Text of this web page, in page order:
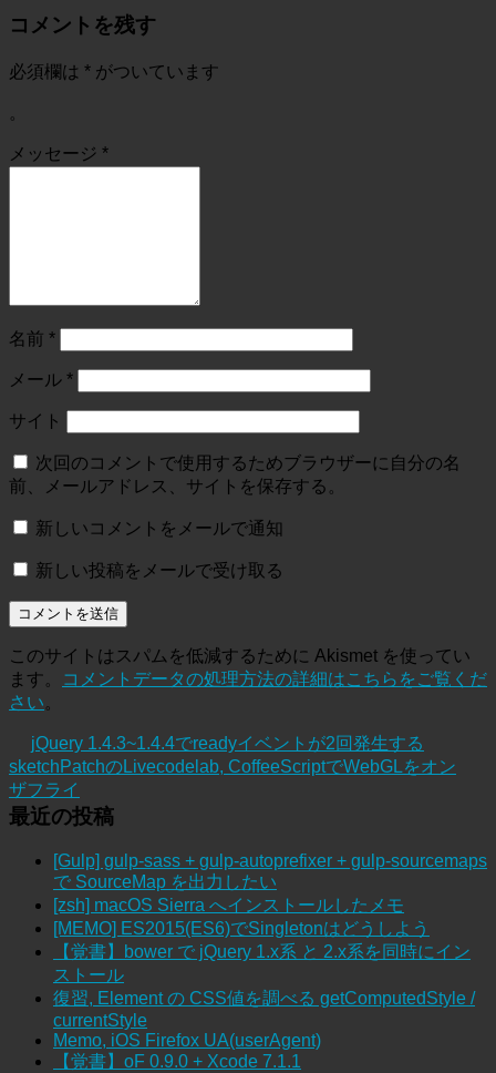
コメントを残す
必須欄は * がついています
。
メッセージ *
名前 *
メール *
サイト
次回のコメントで使用するためブラウザーに自分の名
前、メールアドレス、サイトを保存する。
新しいコメントをメールで通知
新しい投稿をメールで受け取る
このサイトはスパムを低減するために Akismet を使ってい
ます。
コメントデータの処理方法の詳細はこちらをご覧くだ
さい。
jQuery 1.4.3~1.4.4でreadyイベントが2回発生する
sketchPatchのLivecodelab, CoffeeScriptでWebGLをオン
ザフライ
最近の投稿
[Gulp] gulp-sass + gulp-autoprefixer + gulp-sourcemaps
で SourceMap を出力したい
[zsh] macOS Sierra へインストールしたメモ
[MEMO] ES2015(ES6)でSingletonはどうしよう
【覚書】bower で jQuery 1.x系 と 2.x系を同時にイン
ストール
復習, Element の CSS値を調べる getComputedStyle /
currentStyle
Memo, iOS Firefox UA(userAgent)
【覚書】oF 0.9.0 + Xcode 7.1.1